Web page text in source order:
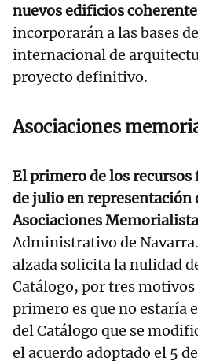
nuevos edificios
incorporarán a las bases
internacional de
proyecto definitivo.
Asociaciones
El primero de los recursos
de julio en representación
Asociaciones
Administrativo de
alzada solicita la nulidad
Catálogo, por tres
primero es que no estaría
del Catálogo que se
el acuerdo adoptado el 5